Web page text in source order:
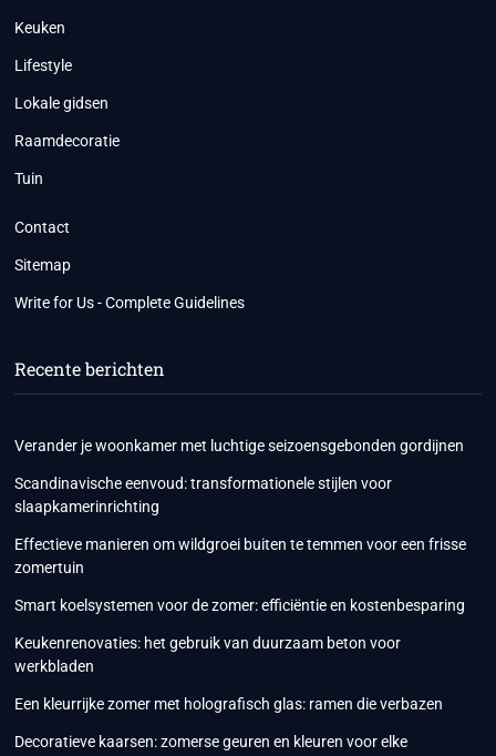
Keuken
Lifestyle
Lokale gidsen
Raamdecoratie
Tuin
Contact
Sitemap
Write for Us - Complete Guidelines
Recente berichten
Verander je woonkamer met luchtige seizoensgebonden gordijnen
Scandinavische eenvoud: transformationele stijlen voor
slaapkamerinrichting
Effectieve manieren om wildgroei buiten te temmen voor een frisse
zomertuin
Smart koelsystemen voor de zomer: efficiëntie en kostenbesparing
Keukenrenovaties: het gebruik van duurzaam beton voor
werkbladen
Een kleurrijke zomer met holografisch glas: ramen die verbazen
Decoratieve kaarsen: zomerse geuren en kleuren voor elke